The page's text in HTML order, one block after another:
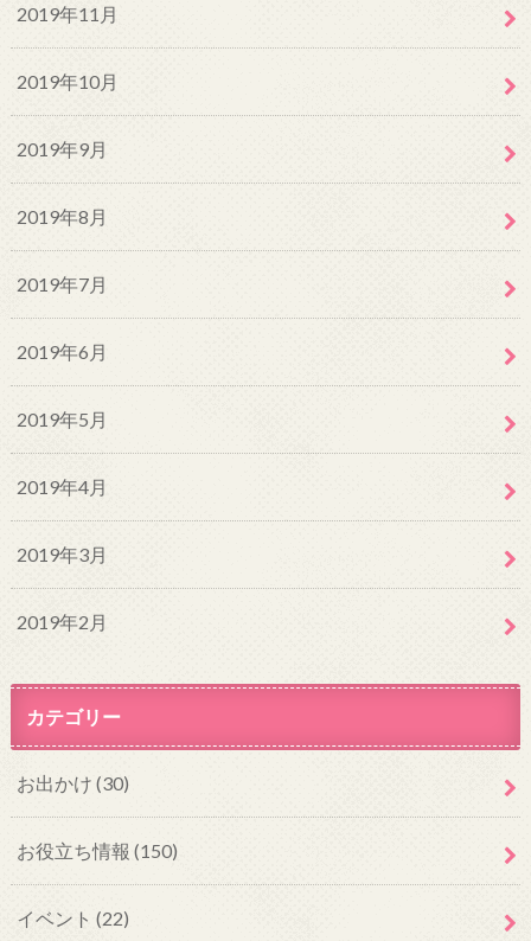
2019年11月
2019年10月
2019年9月
2019年8月
2019年7月
2019年6月
2019年5月
2019年4月
2019年3月
2019年2月
カテゴリー
お出かけ (30)
お役立ち情報 (150)
イベント (22)